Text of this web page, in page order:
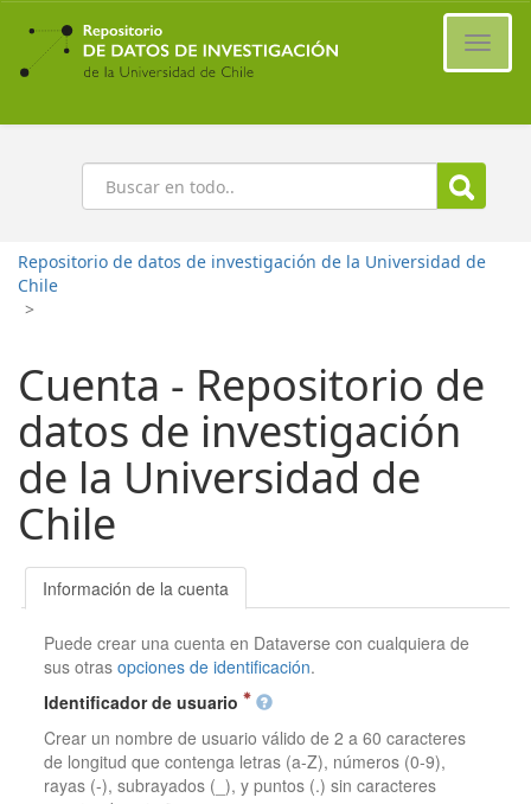
Ir
contenido
principal
Buscar
Repositorio de datos de investigación de la Universidad de
Chile
>
Cuenta - Repositorio de
datos de investigación
de la Universidad de
Chile
Información de la cuenta
Puede crear una cuenta en Dataverse con cualquiera de
sus otrasopciones de identificación.
Identificador de usuario
Crear un nombre de usuario válido de 2 a 60 caracteres
de longitud que contenga letras (a-Z), números (0-9),
rayas (-), subrayados (_), y puntos (.) sin caracteres